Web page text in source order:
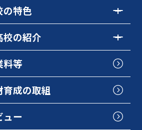
の特色
校の紹介
料等
成の取組
ュー